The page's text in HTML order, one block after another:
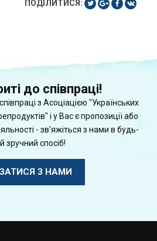
ПОДІЛИТИСЯ:
до співпраці!
з Асоціацією "Українських
і у Вас є пропозиції або
- зв'яжіться з нами в будь-
зручний спосіб!
З НАМИ